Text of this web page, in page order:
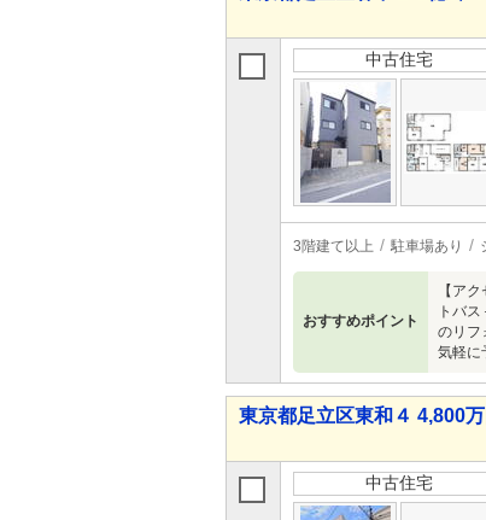
中古住宅
3階建て以上 駐車場あり
おすすめポイント
【ア
トバ
のリフ
気軽に
東京都足立区東和４ 4,800
中古住宅